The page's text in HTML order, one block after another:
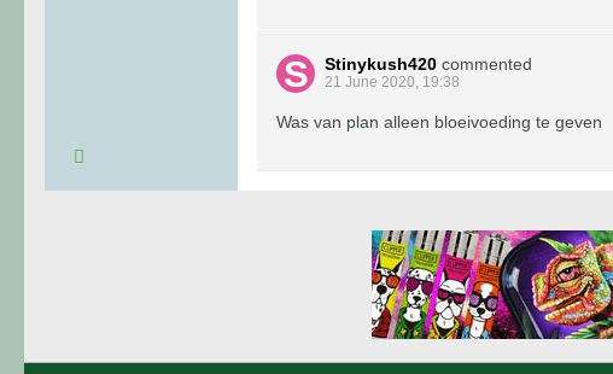
Stinykush420 commented
21 June 2020, 19:38
Was van plan alleen bloeivoeding te geven